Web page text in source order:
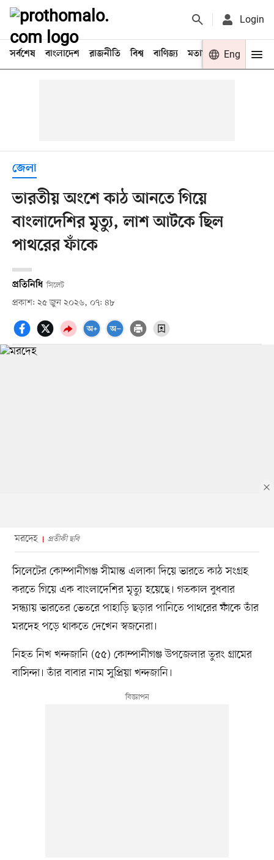
Login
সর্বশেষ বাংলাদেশ রাজনীতি বিশ্ব বাণিজ্য মতামত খেলা
Eng
জেলা
ভারতীয় অংশে কাঠ আনতে গিয়ে
বাংলাদেশির মৃত্যু, লাশ আটকে ছিল
পাথরের ফাঁকে
প্রতিনিধি সিলেট
প্রকাশ: ২৫ জুন ২০২৬, ০৭: ৪৮
মরদেহ প্রতীকী ছবি
সিলেটের কোম্পানীগঞ্জ সীমান্ত এলাকা দিয়ে ভারতে কাঠ সংগ্রহ
করতে গিয়ে এক বাংলাদেশির মৃত্যু হয়েছে। গতকাল বুধবার
সন্ধ্যায় ভারতের ভেতরে পাহাড়ি ছড়ার পানিতে পাথরের ফাঁকে তাঁর
মরদেহ পড়ে থাকতে দেখেন স্বজনেরা।
নিহত নিখ খন্দজানি (৫৫) কোম্পানীগঞ্জ উপজেলার তুরং গ্রামের
বাসিন্দা। তাঁর বাবার নাম সুপ্রিয়া খন্দজানি।